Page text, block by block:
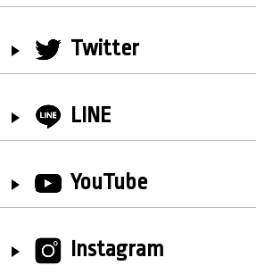
Twitter
LINE
YouTube
Instagram